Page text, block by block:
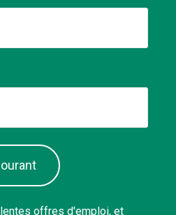
offres d'emploi, et